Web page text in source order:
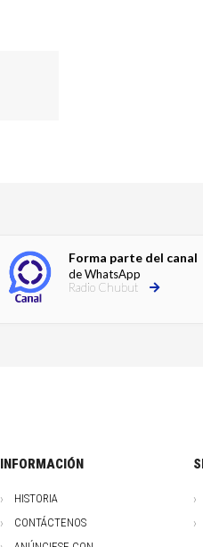
Forma parte del canal
de WhatsApp
Radio Chubut
INFORMACIÓN
HISTORIA
CONTÁCTENOS